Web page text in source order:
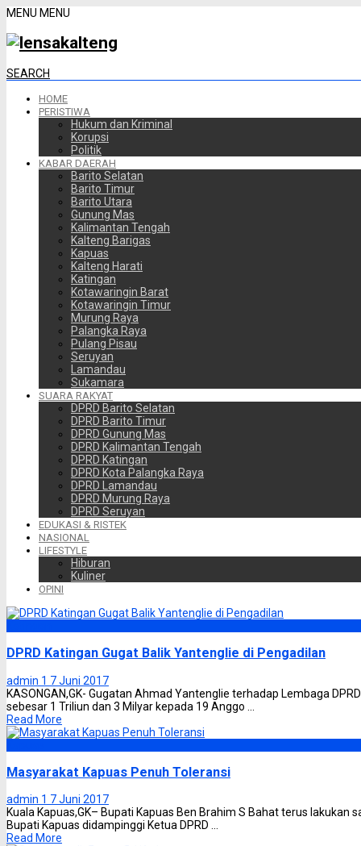
MENU MENU
SEARCH
HOME
PERISTIWA
Hukum dan Kriminal
Korupsi
Politik
KABAR DAERAH
Barito Selatan
Barito Timur
Barito Utara
Gunung Mas
Kalimantan Tengah
Kalteng Barigas
Kapuas
Kalteng Harati
Katingan
Kotawaringin Barat
Kotawaringin Timur
Murung Raya
Palangka Raya
Pulang Pisau
Seruyan
Lamandau
Sukamara
SUARA RAKYAT
DPRD Barito Selatan
DPRD Barito Timur
DPRD Gunung Mas
DPRD Kalimantan Tengah
DPRD Katingan
DPRD Kota Palangka Raya
DPRD Lamandau
DPRD Murung Raya
DPRD Seruyan
EDUKASI & RISTEK
NASIONAL
LIFESTYLE
Hiburan
Kuliner
OPINI
DPRD Katingan Gugat Balik Yantenglie di Pengadilan
admin 1 7 Juni 2017
KASONGAN,GK- Gugatan Ahmad Yantenglie terhadap Lembaga
sebesar 1 Triliun dan 3 Milyar kepada 19 Anggo ...
Read More
Masyarakat Kapuas Penuh Toleransi
admin 1 7 Juni 2017
Kuala Kapuas,GK– Bupati Kapuas Ben Brahim S Bahat terus
Bupati Kapuas didampinggi Ketua DPRD ...
Read More